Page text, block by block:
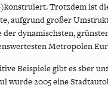
Trotzdem ist
aufgrund großer
der dynamischsten,
Metropolen
Beispiele gibt es sber
wurde 2005 eine